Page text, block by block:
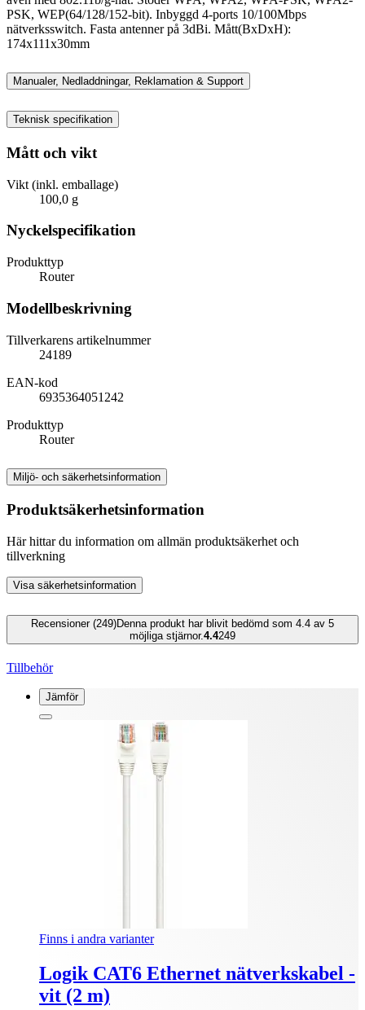
PSK, WEP(64/128/152-bit). Inbyggd 4-ports 10/100Mbps
nätverksswitch. Fasta antenner på 3dBi. Mått(BxDxH):
174x111x30mm
Manualer, Nedladdningar, Reklamation & Support
Teknisk specifikation
Mått och vikt
Vikt (inkl. emballage)
100,0 g
Nyckelspecifikation
Produkttyp
Router
Modellbeskrivning
Tillverkarens artikelnummer
24189
EAN-kod
6935364051242
Produkttyp
Router
Miljö- och säkerhetsinformation
Produktsäkerhetsinformation
Här hittar du information om allmän produktsäkerhet och
tillverkning
Visa säkerhetsinformation
Recensioner (249)Denna produkt har blivit bedömd som 4.4 av 5
möjliga stjärnor.4.4249
Tillbehör
Jämför
Finns i andra varianter
Logik CAT6 Ethernet nätverkskabel -
vit (2 m)